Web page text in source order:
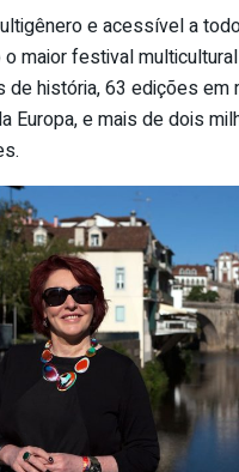
e acessível a
maior festival
de história, 63 edições em
Europa, e mais de dois